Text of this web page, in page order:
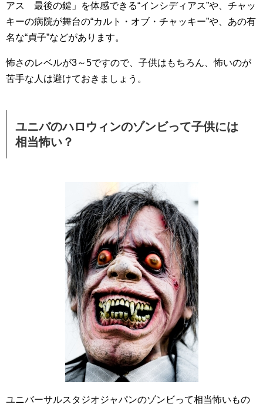
アス 最後の鍵」を体感できる“インシディアス”や、チャッ
キーの病院が舞台の“カルト・オブ・チャッキー”や、あの有
名な“貞子”などがあります。
怖さのレベルが3～5ですので、子供はもちろん、怖いのが
苦手な人は避けておきましょう。
ユニバのハロウィンのゾンビって子供には
相当怖い？
ユニバーサルスタジオジャパンのゾンビって相当怖いもの